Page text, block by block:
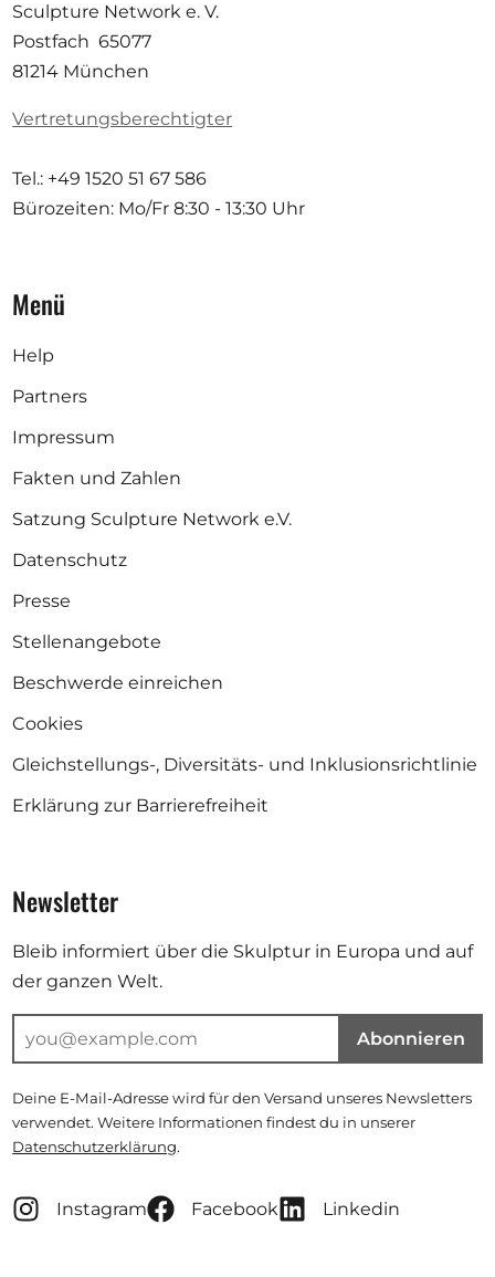
Sculpture Network e. V.
Postfach 65077
81214 München
Vertretungsberechtigter
Tel.: +49 1520 51 67 586
Bürozeiten: Mo/Fr 8:30 - 13:30 Uhr
Menü
Help
Partners
Impressum
Fakten und Zahlen
Satzung Sculpture Network e.V.
Datenschutz
Presse
Stellenangebote
Beschwerde einreichen
Cookies
Gleichstellungs-, Diversitäts- und Inklusionsrichtlinie
Erklärung zur Barrierefreiheit
Newsletter
Bleib informiert über die Skulptur in Europa und auf
der ganzen Welt.
Abonnieren
Deine E-Mail-Adresse wird für den Versand unseres Newsletters
verwendet. Weitere Informationen findest du in unserer
Datenschutzerklärung.
Instagram Facebook Linkedin